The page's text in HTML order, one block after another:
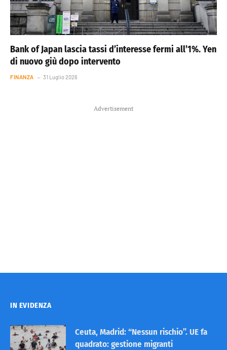
Bank of Japan lascia tassi d’interesse fermi all’1%. Yen
di nuovo giù dopo intervento
FINANZA 31 Luglio 2026
Advertisement
IN EVIDENZA
Ceuta, Madrid: “Nessun rischio”. UE fa
quadrato: gestione migranti